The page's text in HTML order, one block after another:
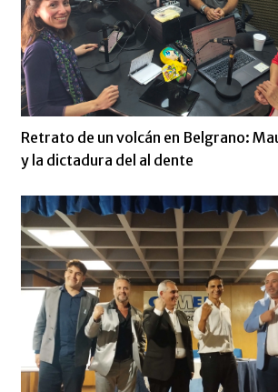
Retrato de un volcán en Belgrano:
y la dictadura del al dente